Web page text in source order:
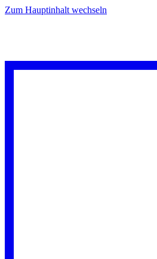
Zum Hauptinhalt wechseln